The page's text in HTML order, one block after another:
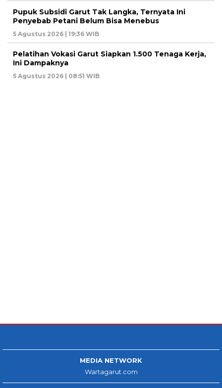
Pupuk Subsidi Garut Tak Langka, Ternyata Ini
Penyebab Petani Belum Bisa Menebus
5 Agustus 2026 | 19:36 WIB
Pelatihan Vokasi Garut Siapkan 1.500 Tenaga Kerja,
Ini Dampaknya
5 Agustus 2026 | 08:51 WIB
MEDIA NETWORK
Wartagarut.com